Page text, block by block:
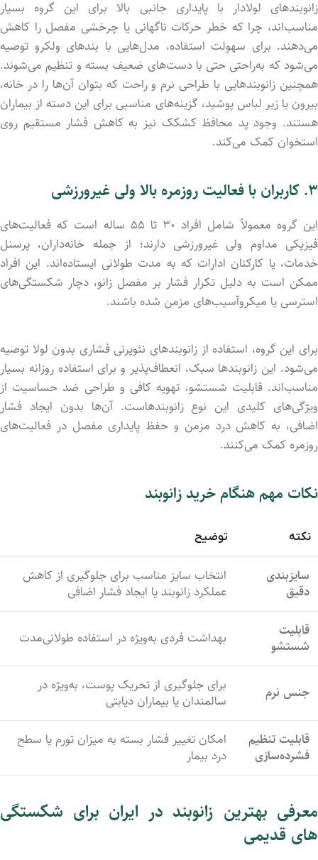
زانوبندهای لولادار با پایداری جانبی بالا برای این گروه بسیار
مناسب‌اند، چرا که خطر حرکات ناگهانی یا چرخشی مفصل را کاهش
می‌دهند. برای سهولت استفاده، مدل‌هایی با بندهای ولکرو توصیه
می‌شود که به‌راحتی حتی با دست‌های ضعیف بسته و تنظیم می‌شوند.
همچنین زانوبندهایی با طراحی نرم و راحت که بتوان آن‌ها را در خانه،
بیرون یا زیر لباس پوشید، گزینه‌های مناسبی برای این دسته از بیماران
هستند. وجود پد محافظ کشکک نیز به کاهش فشار مستقیم روی
استخوان کمک می‌کند.
۳. کاربران با فعالیت روزمره بالا ولی غیرورزشی
این گروه معمولاً شامل افراد ۳۰ تا ۵۵ ساله است که فعالیت‌های
فیزیکی مداوم ولی غیرورزشی دارند؛ از جمله خانه‌داران، پرسنل
خدمات، یا کارکنان ادارات که به مدت طولانی ایستاده‌اند. این افراد
ممکن است به دلیل تکرار فشار بر مفصل زانو، دچار شکستگی‌های
استرسی یا میکروآسیب‌های مزمن شده باشند.
برای این گروه، استفاده از زانوبندهای نئوپرنی فشاری بدون لولا توصیه
می‌شود. این زانوبندها سبک، انعطاف‌پذیر و برای استفاده روزانه بسیار
مناسب‌اند. قابلیت شستشو، تهویه کافی و طراحی ضد حساسیت از
ویژگی‌های کلیدی این نوع زانوبندهاست. آن‌ها بدون ایجاد فشار
اضافی، به کاهش درد مزمن و حفظ پایداری مفصل در فعالیت‌های
روزمره کمک می‌کنند.
نکات مهم هنگام خرید زانوبند
نکته توضیح
سایزبندی
دقیق
انتخاب سایز مناسب برای جلوگیری از کاهش
عملکرد زانوبند یا ایجاد فشار اضافی
قابلیت
شستشو
بهداشت فردی به‌ویژه در استفاده طولانی‌مدت
جنس نرم
برای جلوگیری از تحریک پوست، به‌ویژه در
سالمندان یا بیماران دیابتی
قابلیت تنظیم
فشرده‌سازی
امکان تغییر فشار بسته به میزان تورم یا سطح
درد بیمار
معرفی بهترین زانوبند در ایران برای شکستگی
های قدیمی